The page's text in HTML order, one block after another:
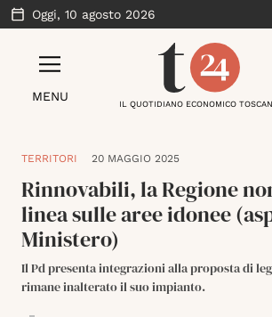
Oggi, 10 agosto 2026
MENU
IL QUOTIDIANO ECONOMICO
TERRITORI 20 MAGGIO 2025
Rinnovabili, la Regione
linea sulle aree idonee
Ministero)
Il Pd presenta integrazioni alla proposta di
rimane inalterato il suo impianto.